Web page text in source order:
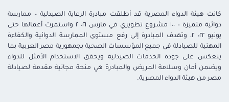
كانت هيئة الدواء المصرية قد أطلقت مبادرة الرعاية الصيدلية – ممارسة
دوائية متميزة – ١٠٠ مشروع تطويري في مارس ٠٢١ ٢ واستمرت أعمالها حتى
يونيو ٠٢٢ ٢، وتهدف المبادرة إلى رفع مستوى الممارسة الدوائية والكفاءة
المهنية للصيادلة في جميع المؤسسات الصحية بجمهورية مصر العربية بما
ينعكس على جودة الخدمات الصيدلية ويحقق الاستخدام الأمثل للدواء
ويضمن أمان وسلامة المريض والمبادرة هي منحة مجانية مقدمة لصيادلة
مصر من هيئة الدواء المصرية.